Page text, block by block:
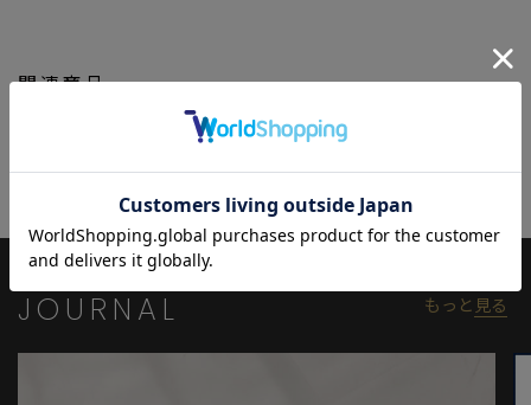
モデル:身長:186cm バスト:80cm ウエスト:71cm ヒップ:89cm 着
※照明・光の加減、PCやスマートフォンなどの環境により、製品
と画像のカラーの見え方が異なる場合がございます。
※画像はサンプルのため、色味やサイズ等の仕様が変更になる場
合がございます。
※サイズは弊社規定の採寸によって記載しておりますが、若干の
個体差が生じる場合がございます。
関連商品
JOURNAL もっと 見る